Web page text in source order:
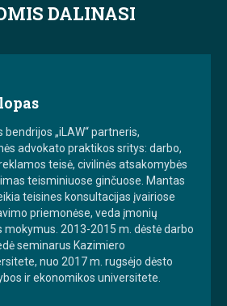
DALINASI
„iLAW“ partneris,
advokato praktikos sritys: darbo,
teisė, civilinės atsakomybės
teisminiuose ginčuose. Mantas
teisines konsultacijas įvairiose
priemonėse, veda įmonių
mokymus. 2013-2015 m. dėstė darbo
seminarus Kazimiero
nuo 2017 m. rugsėjo dėsto
ir ekonomikos universitete.